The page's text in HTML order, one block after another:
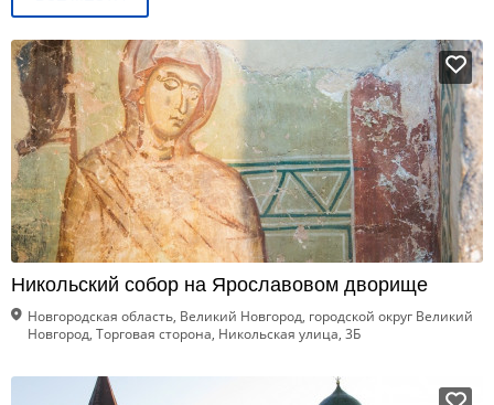
Никольский собор на Ярославовом дворище
Новгородская область, Великий Новгород, городской округ Великий
Новгород, Торговая сторона, Никольская улица, 3Б